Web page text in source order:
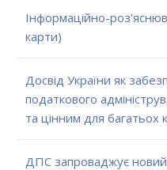
Інформаційно-
карти)
Досвід України як
податкового
та цінним для багатьох
ДПС запроваджує